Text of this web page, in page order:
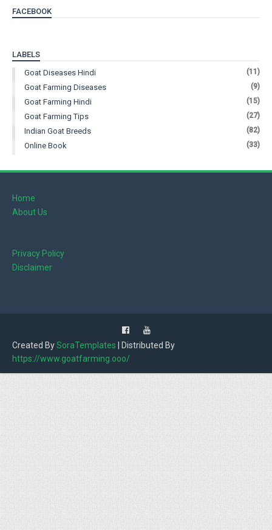
FACEBOOK
LABELS
Goat Diseases Hindi
(11)
Goat Farming Diseases (9)
Goat Farming Hindi (15)
Goat Farming Tips (27)
Indian Goat Breeds (82)
Online Book (33)
Home
About Us
Privacy Policy
Disclaimer
Created BySoraTemplates | Distributed By
https://www.goatfarming.ooo/